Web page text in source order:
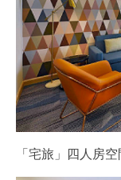
「宅旅」四人房